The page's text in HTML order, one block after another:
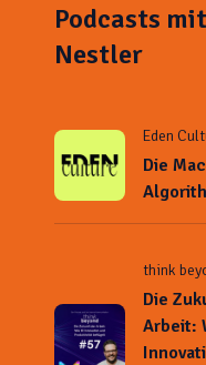
Podcasts
Nestler
Eden
Die
think
Die
Arbeit: